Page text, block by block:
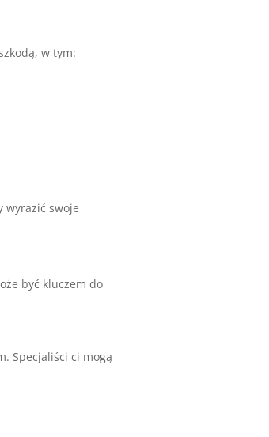
w tym:
wyrazić swoje
być kluczem do
Specjaliści ci mogą